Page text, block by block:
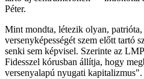
Péter.
Mint mondta, létezik olyan, patrióta,
versenyképességét szem előtt tartó
senki sem képvisel. Szerinte az
Fidesszel kórusban állítja, hogy
versenyalapú nyugati kapitalizmus".